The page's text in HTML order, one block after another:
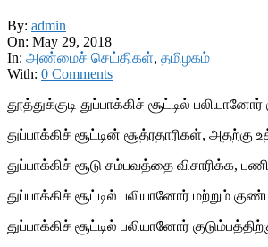
By: admin
On: May 29, 2018
In: அண்மைச் செய்திகள், தமிழகம்
With: 0 Comments
தூத்துக்குடி துப்பாக்கிச் சூட்டில்
துப்பாக்கிச் சூட்டின் சூத்ரதாரிகள்,
துப்பாக்கிச் சூடு சம்பவத்தை
துப்பாக்கிச் சூட்டில் பலியானோர் மற்றும்
துப்பாக்கிச் சூட்டில் பலியானோர்